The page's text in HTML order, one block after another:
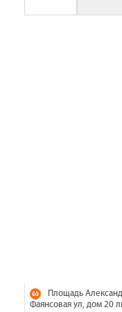
Площадь
Фаянсовая ул, дом 20